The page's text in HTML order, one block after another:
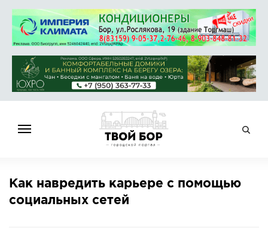
НОВОСТИ
СПРАВОЧНИК
Как навредить карьере с помощью
социальных сетей